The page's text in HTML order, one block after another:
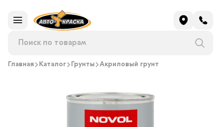
Главная Каталог Грунты Акриловый грунт